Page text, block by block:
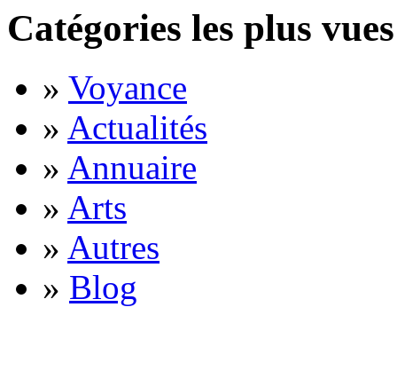
Catégories les plus vues
» Voyance
» Actualités
» Annuaire
» Arts
» Autres
» Blog